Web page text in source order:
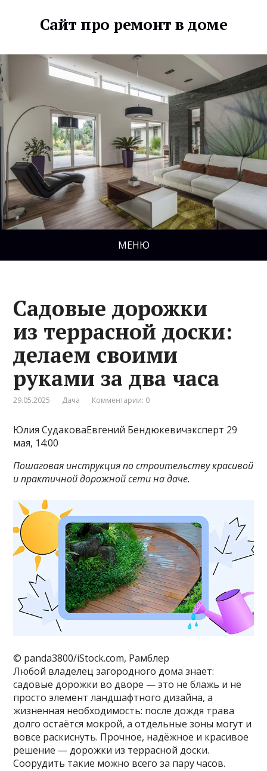
Сайт про ремонт в доме
МЕНЮ
Садовые дорожки
из террасной доски:
делаем своими
руками за два часа
29.05.2025 Дача Комментарии: 0
Юлия СудаковаЕвгений Бендюкевичэксперт 29
мая, 14:00
Пошаговая инструкция по строительству красивой
и практичной дорожной сети на даче.
© panda3800/iStock.com, Рамблер
Любой владелец загородного дома знает:
садовые дорожки во дворе — это не блажь и не
просто элемент ландшафтного дизайна, а
жизненная необходимость: после дождя трава
долго остаётся мокрой, а отдельные зоны могут и
вовсе раскиснуть. Прочное, надёжное и красивое
решение — дорожки из террасной доски.
Соорудить такие можно всего за пару часов.